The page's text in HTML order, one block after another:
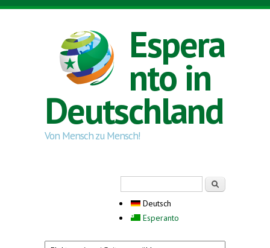
Direkt zum Inhalt
Espera
nto in
Deutschland
Von Mensch zu Mensch!
Deutsch
Esperanto